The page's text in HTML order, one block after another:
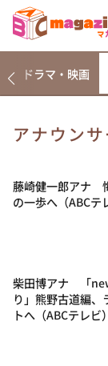
相席食堂
これ余談
探偵！ナイ
news おか
河合＆
（news
ドラマ・映画
アナウンサ
藤崎健一郎アナ
の一歩へ（ABCテ
柴田博アナ 「
り」熊野古道編、
トへ（ABCテレビ）